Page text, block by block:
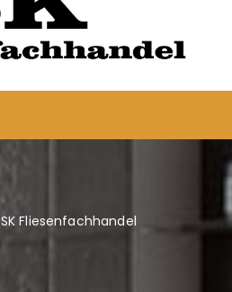
SK Fliesenfachhandel